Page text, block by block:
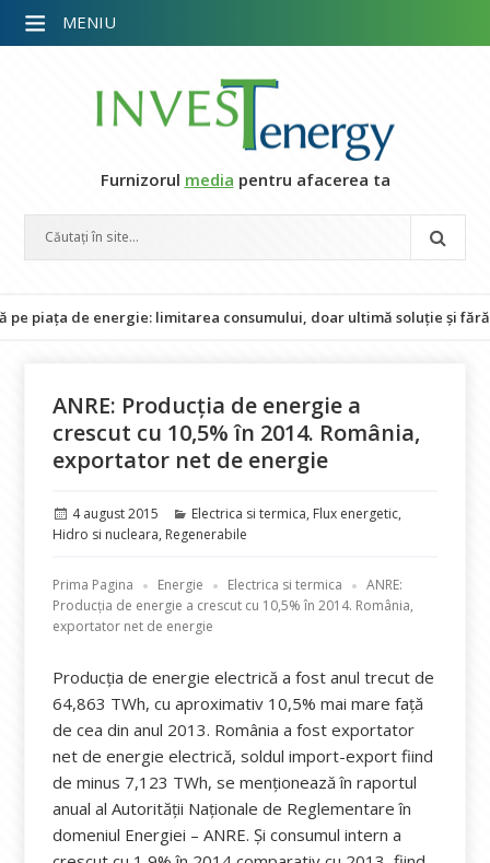
Furnizorul media pentru afacerea ta
de energie: limitarea consumului, doar ultimă soluție și fără
ANRE: Producția de energie a
crescut cu 10,5% în 2014. România,
exportator net de energie
Publicat
pe
4 august 2015 Categorii
Electrica si termica, Flux energetic,
Hidro si nucleara, Regenerabile
Prima Pagina Energie Electrica si termica
ANRE:
Producția de energie a crescut cu 10,5% în 2014. România,
exportator net de energie
Producția de energie electrică a fost anul trecut de
64,863 TWh, cu aproximativ 10,5% mai mare față
de cea din anul 2013. România a fost exportator
net de energie electrică, soldul import-export fiind
de minus 7,123 TWh, se menționează în raportul
anual al Autorității Naționale de Reglementare în
domeniul Energiei – ANRE. Și consumul intern a
MENIU